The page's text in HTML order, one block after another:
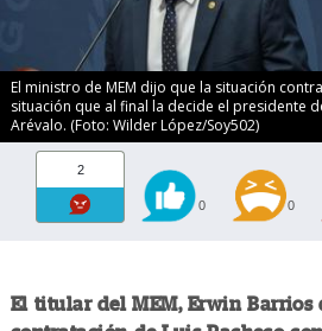
El ministro de MEM dijo que la situación
situación que al final la decide el presidente
Arévalo. (Foto: Wilder López/Soy502)
2
0 0
El titular del MEM, Erwin Barrios